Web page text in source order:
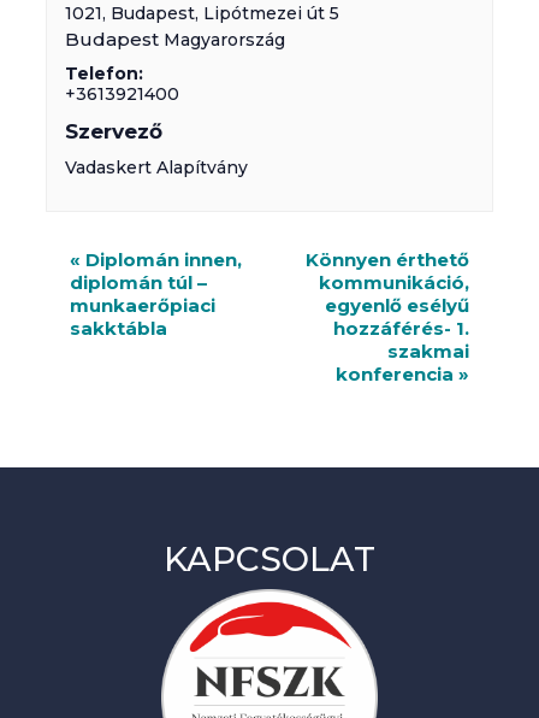
1021, Budapest, Lipótmezei út 5
Budapest Magyarország
Telefon:
+3613921400
Szervező
Vadaskert Alapítvány
« Diplomán innen,
diplomán túl –
munkaerőpiaci
sakktábla
Könnyen érthető
kommunikáció,
egyenlő esélyű
hozzáférés- 1.
szakmai
konferencia»
KAPCSOLAT